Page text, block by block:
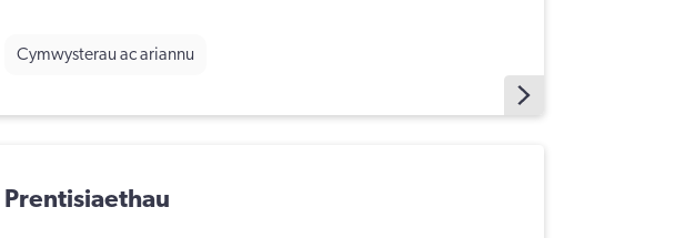
Cymwysterau ac ariannu
Prentisiaethau